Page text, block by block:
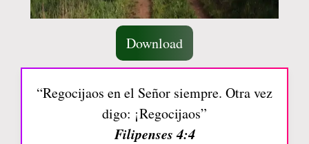
Download
“Regocijaos en el Señor siempre. Otra vez
digo: ¡Regocijaos”
Filipenses 4:4